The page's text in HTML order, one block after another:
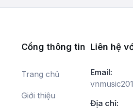
Cổng thông tin
Trang chủ
Giới thiệu
Liên hệ
Email:
Địa chỉ: